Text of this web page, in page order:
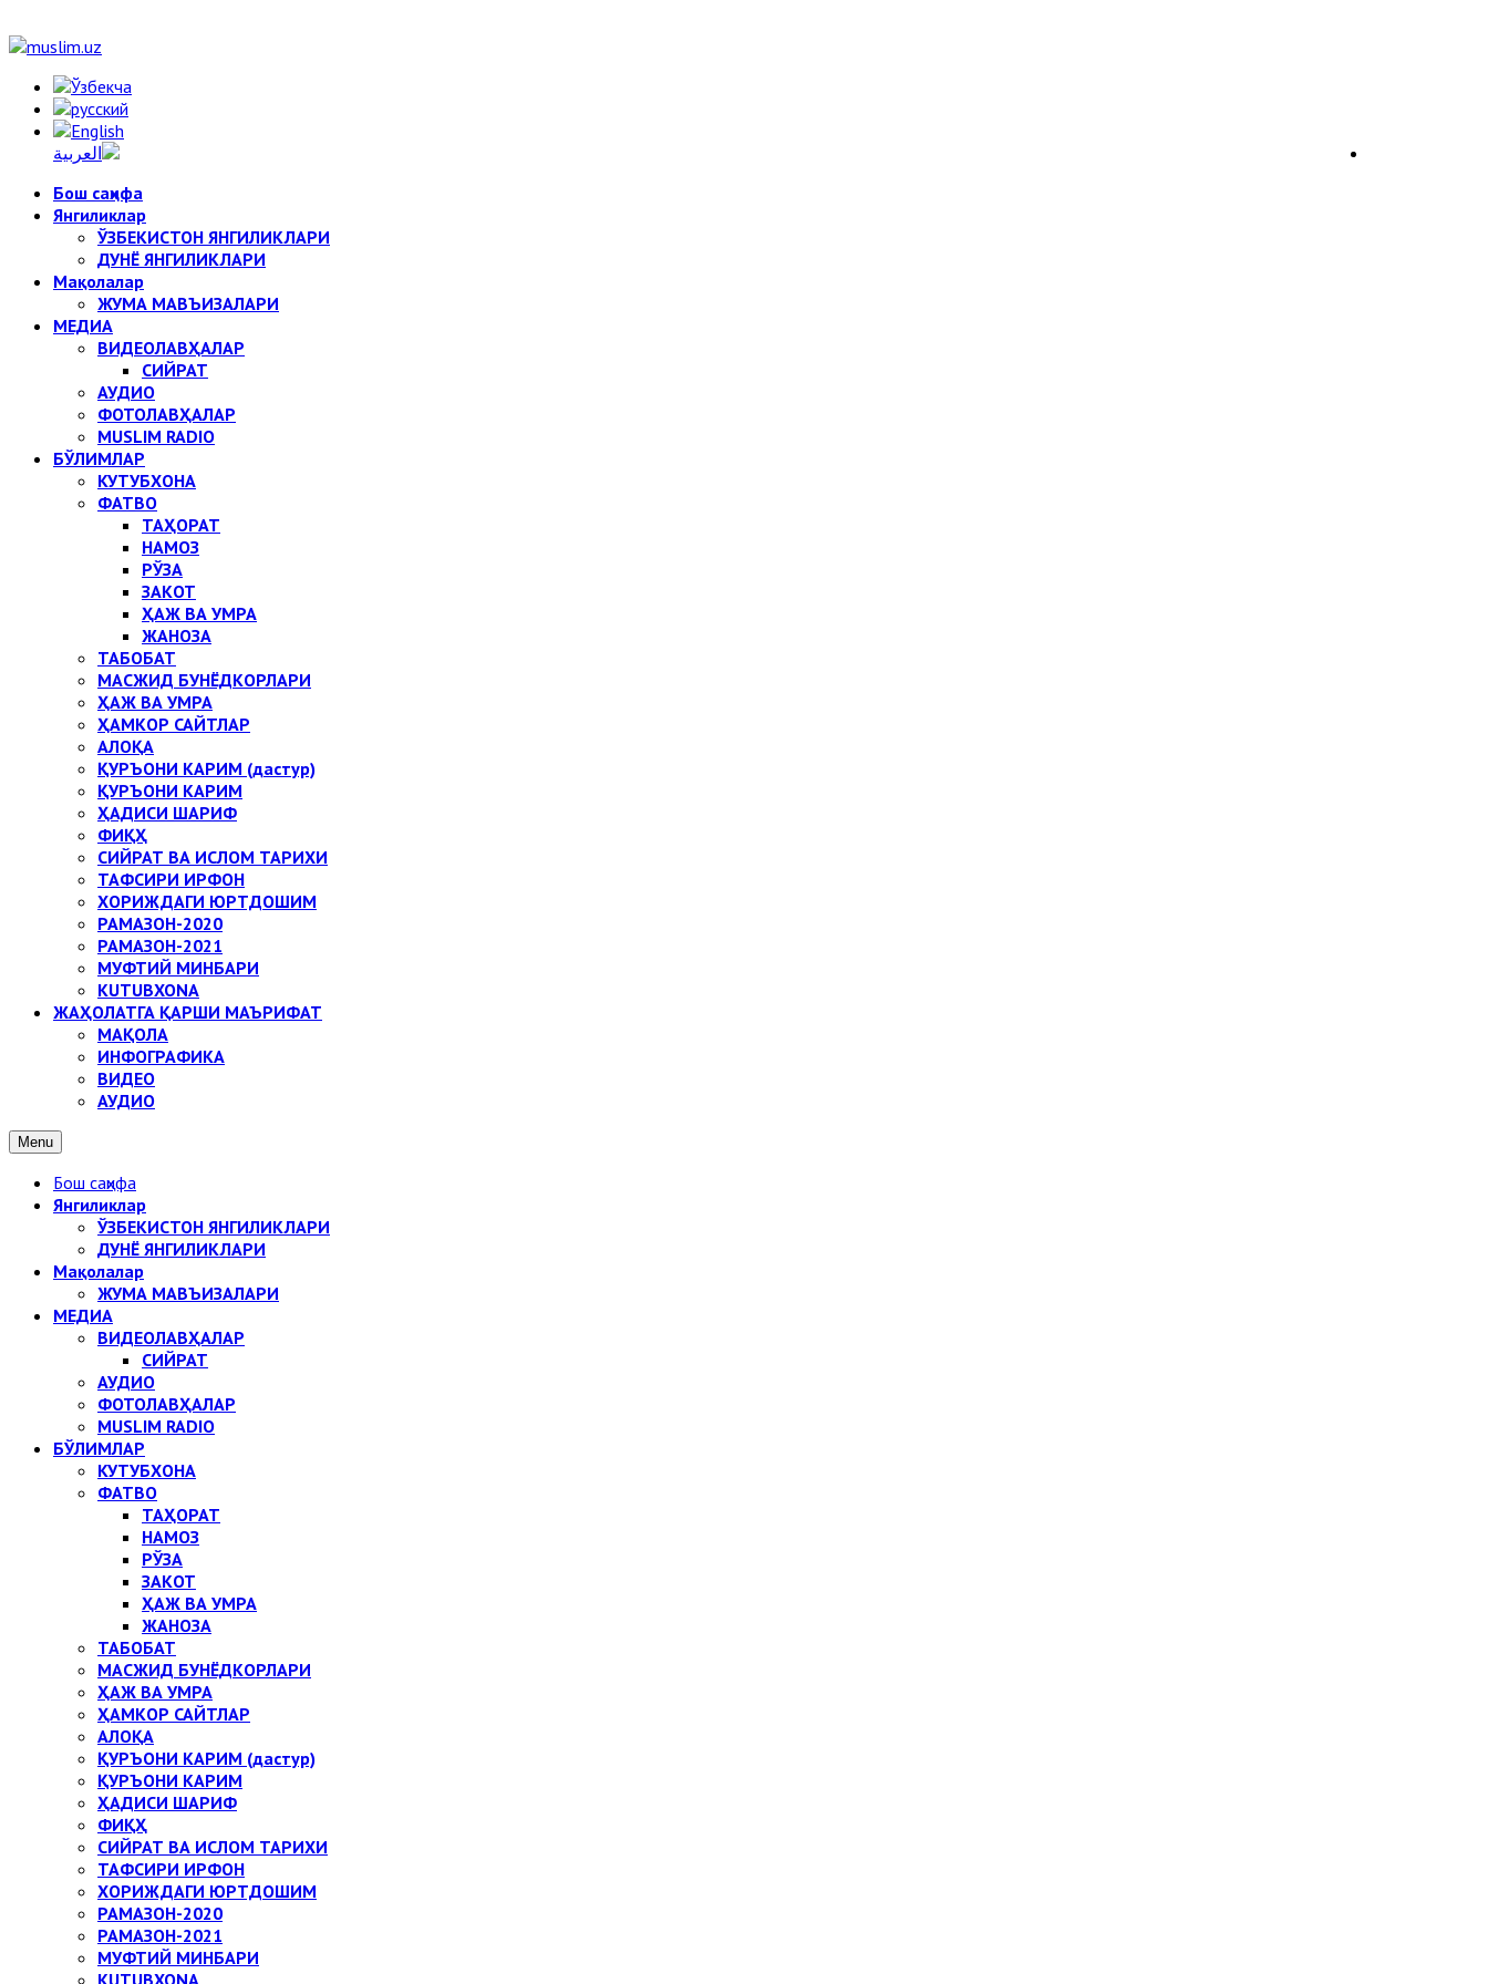
Бош саҳифа
Янгиликлар
ЎЗБЕКИСТОН ЯНГИЛИКЛАРИ
ДУНЁ ЯНГИЛИКЛАРИ
Мақолалар
ЖУМА МАВЪИЗАЛАРИ
МЕДИА
ВИДЕОЛАВҲАЛАР
СИЙРАТ
АУДИО
ФОТОЛАВҲАЛАР
MUSLIM RADIO
БЎЛИМЛАР
КУТУБХОНА
ФАТВО
ТАҲОРАТ
НАМОЗ
РЎЗА
ЗАКОТ
ҲАЖ ВА УМРА
ЖАНОЗА
ТАБОБАТ
МАСЖИД БУНЁДКОРЛАРИ
ҲАЖ ВА УМРА
ҲАМКОР САЙТЛАР
АЛОҚА
ҚУРЪОНИ КАРИМ (дастур)
ҚУРЪОНИ КАРИМ
ҲАДИСИ ШАРИФ
ФИҚҲ
СИЙРАТ ВА ИСЛОМ ТАРИХИ
ТАФСИРИ ИРФОН
ХОРИЖДАГИ ЮРТДОШИМ
РАМАЗОН-2020
РАМАЗОН-2021
МУФТИЙ МИНБАРИ
KUTUBXONA
ЖАҲОЛАТГА ҚАРШИ МАЪРИФАТ
МАҚОЛА
ИНФОГРАФИКА
ВИДЕО
АУДИО
Menu
Бош саҳифа
Янгиликлар
ЎЗБЕКИСТОН ЯНГИЛИКЛАРИ
ДУНЁ ЯНГИЛИКЛАРИ
Мақолалар
ЖУМА МАВЪИЗАЛАРИ
МЕДИА
ВИДЕОЛАВҲАЛАР
СИЙРАТ
АУДИО
ФОТОЛАВҲАЛАР
MUSLIM RADIO
БЎЛИМЛАР
КУТУБХОНА
ФАТВО
ТАҲОРАТ
НАМОЗ
РЎЗА
ЗАКОТ
ҲАЖ ВА УМРА
ЖАНОЗА
ТАБОБАТ
МАСЖИД БУНЁДКОРЛАРИ
ҲАЖ ВА УМРА
ҲАМКОР САЙТЛАР
АЛОҚА
ҚУРЪОНИ КАРИМ (дастур)
ҚУРЪОНИ КАРИМ
ҲАДИСИ ШАРИФ
ФИҚҲ
СИЙРАТ ВА ИСЛОМ ТАРИХИ
ТАФСИРИ ИРФОН
ХОРИЖДАГИ ЮРТДОШИМ
РАМАЗОН-2020
РАМАЗОН-2021
МУФТИЙ МИНБАРИ
KUTUBXONA